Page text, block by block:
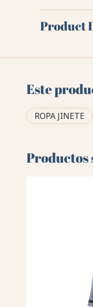
Product
Este
ROPA JINETE
Productos